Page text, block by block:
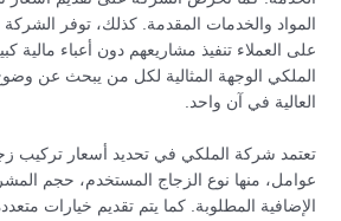
المواد والخدمات المقدمة. كذلك، توفر
على العملاء تنفيذ مشاريعهم دون أعباء مالية
الملكي الوجهة المثالية لكل من يبحث عن
العالية في آن واحد.
تعتمد شركة الملكي في تحديد أسعار تركيب
عوامل، منها نوع الزجاج المستخدم، حجم
الإضافية المطلوبة. كما يتم تقديم خيارات